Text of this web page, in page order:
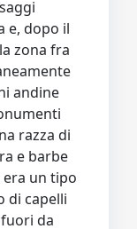
e, dopo il
zona fra
andine
razza di
e barbe
un tipo
di capelli
da